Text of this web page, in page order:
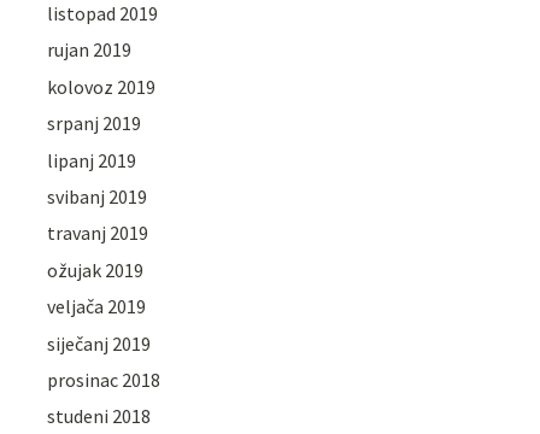
listopad 2019
rujan 2019
kolovoz 2019
srpanj 2019
lipanj 2019
svibanj 2019
travanj 2019
ožujak 2019
veljača 2019
siječanj 2019
prosinac 2018
studeni 2018